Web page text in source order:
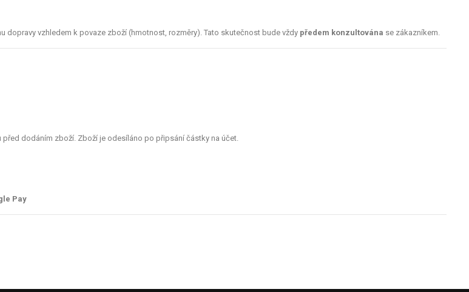
dopravy vzhledem k povaze zboží (hmotnost, rozměry). Tato skutečnost bude vždy předem konzultována se zákazníkem.
dodáním zboží. Zboží je odesíláno po připsání částky na účet.
Pay